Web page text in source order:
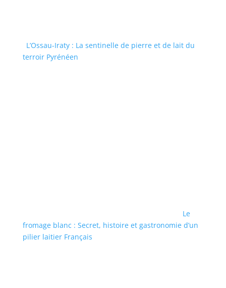
L’Ossau-Iraty : La sentinelle de pierre et de lait du
terroir Pyrénéen
Le
fromage blanc : Secret, histoire et gastronomie d’un
pilier laitier Français